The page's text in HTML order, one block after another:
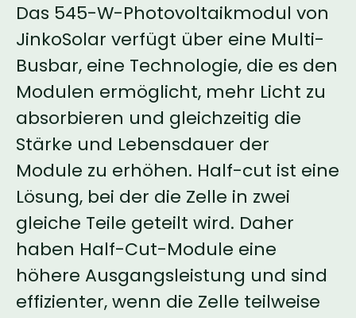
Das 545-W-Photovoltaikmodul von
JinkoSolar verfügt über eine Multi-
Busbar, eine Technologie, die es den
Modulen ermöglicht, mehr Licht zu
absorbieren und gleichzeitig die
Stärke und Lebensdauer der
Module zu erhöhen. Half-cut ist eine
Lösung, bei der die Zelle in zwei
gleiche Teile geteilt wird. Daher
haben Half-Cut-Module eine
höhere Ausgangsleistung und sind
effizienter, wenn die Zelle teilweise